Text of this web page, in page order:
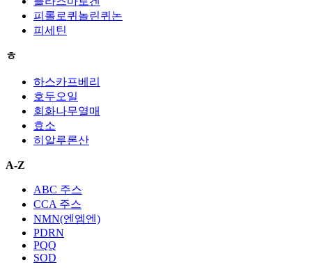
피롤로퀴놀린퀴논
피세틴
ㅎ
하스카프베리
호두오일
회화나무열매
효소
히알루론산
A-Z
ABC 주스
CCA 주스
NMN(엔엠엔)
PDRN
PQQ
SOD